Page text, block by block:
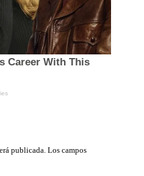
publicada. Los campos